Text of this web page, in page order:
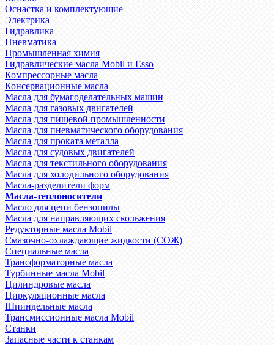
Оснастка и комплектующие
Электрика
Гидравлика
Пневматика
Промышленная химия
Гидравлические масла Mobil и Esso
Компрессорные масла
Консервационные масла
Масла для бумагоделательных машин
Масла для газовых двигателей
Масла для пищевой промышленности
Масла для пневматического оборудования
Масла для проката металла
Масла для судовых двигателей
Масла для текстильного оборудования
Масла для холодильного оборудования
Масла-разделители форм
Масла-теплоносители
Масло для цепи бензопилы
Масла для направляющих скольжения
Редукторные масла Mobil
Смазочно-охлаждающие жидкости (СОЖ)
Специальные масла
Трансформаторные масла
Турбинные масла Mobil
Цилиндровые масла
Циркуляционные масла
Шпиндельные масла
Трансмиссионные масла Mobil
Станки
Запасные части к станкам